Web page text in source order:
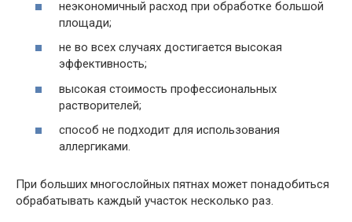
неэкономичный расход при обработке большой
площади;
не во всех случаях достигается высокая
эффективность;
высокая стоимость профессиональных
растворителей;
способ не подходит для использования
аллергиками.
При больших многослойных пятнах может понадобиться
обрабатывать каждый участок несколько раз.